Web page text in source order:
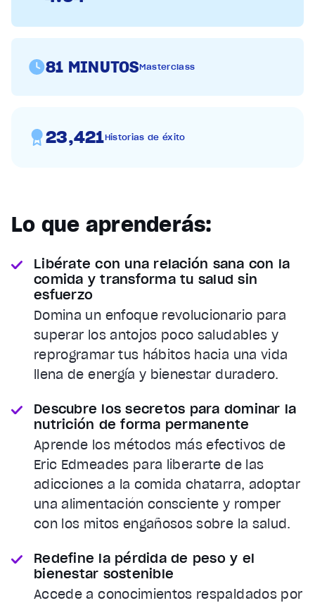
81 MINUTOSMasterclass
23,421Historias de éxito
Lo que aprenderás:
Libérate con una relación sana con la
comida y transforma tu salud sin
esfuerzo
Domina un enfoque revolucionario para
superar los antojos poco saludables y
reprogramar tus hábitos hacia una vida
llena de energía y bienestar duradero.
Descubre los secretos para dominar la
nutrición de forma permanente
Aprende los métodos más efectivos de
Eric Edmeades para liberarte de las
adicciones a la comida chatarra, adoptar
una alimentación consciente y romper
con los mitos engañosos sobre la salud.
Redefine la pérdida de peso y el
bienestar sostenible
Accede a conocimientos respaldados por